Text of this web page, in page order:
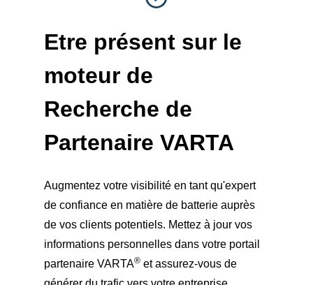
Etre présent sur le
moteur de
Recherche de
Partenaire VARTA
Augmentez votre visibilité en tant qu'expert
de confiance en matière de batterie auprès
de vos clients potentiels. Mettez à jour vos
informations personnelles dans votre portail
partenaire VARTA® et assurez-vous de